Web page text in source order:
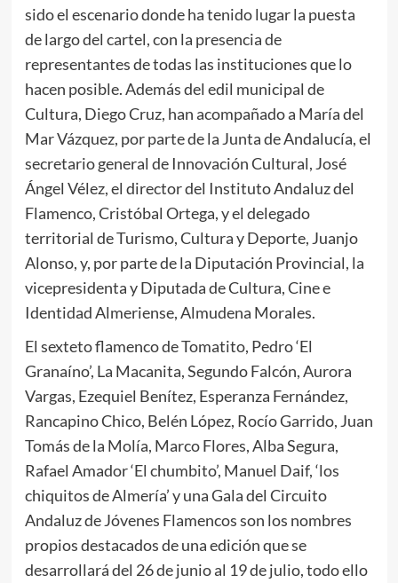
sido el escenario donde ha tenido lugar la puesta
de largo del cartel, con la presencia de
representantes de todas las instituciones que lo
hacen posible. Además del edil municipal de
Cultura, Diego Cruz, han acompañado a María del
Mar Vázquez, por parte de la Junta de Andalucía, el
secretario general de Innovación Cultural, José
Ángel Vélez, el director del Instituto Andaluz del
Flamenco, Cristóbal Ortega, y el delegado
territorial de Turismo, Cultura y Deporte, Juanjo
Alonso, y, por parte de la Diputación Provincial, la
vicepresidenta y Diputada de Cultura, Cine e
Identidad Almeriense, Almudena Morales.
El sexteto flamenco de Tomatito, Pedro ‘El
Granaíno’, La Macanita, Segundo Falcón, Aurora
Vargas, Ezequiel Benítez, Esperanza Fernández,
Rancapino Chico, Belén López, Rocío Garrido, Juan
Tomás de la Molía, Marco Flores, Alba Segura,
Rafael Amador ‘El chumbito’, Manuel Daif, ‘los
chiquitos de Almería’ y una Gala del Circuito
Andaluz de Jóvenes Flamencos son los nombres
propios destacados de una edición que se
desarrollará del 26 de junio al 19 de julio, todo ello